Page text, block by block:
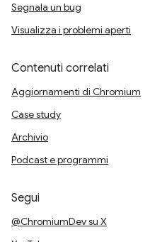
Segnala un bug
Visualizza i problemi aperti
Contenuti correlati
Aggiornamenti di Chromium
Case study
Archivio
Podcast e programmi
Segui
@ChromiumDev su X